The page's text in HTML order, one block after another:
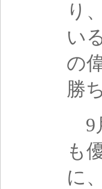
り
い
の
勝
9
も
に